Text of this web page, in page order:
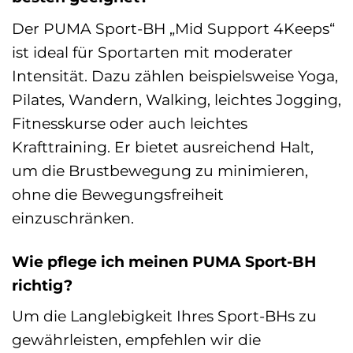
Der PUMA Sport-BH „Mid Support 4Keeps“
ist ideal für Sportarten mit moderater
Intensität. Dazu zählen beispielsweise Yoga,
Pilates, Wandern, Walking, leichtes Jogging,
Fitnesskurse oder auch leichtes
Krafttraining. Er bietet ausreichend Halt,
um die Brustbewegung zu minimieren,
ohne die Bewegungsfreiheit
einzuschränken.
Wie pflege ich meinen PUMA Sport-BH
richtig?
Um die Langlebigkeit Ihres Sport-BHs zu
gewährleisten, empfehlen wir die